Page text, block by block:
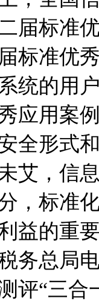
届标准
标准优
统的用
应用案
全形式
艾，信
，标准
益的重
务总局
评“三